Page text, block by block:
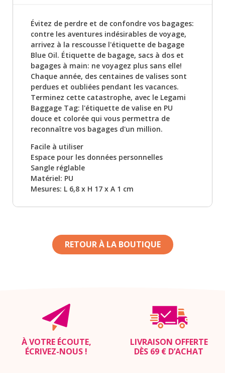
Évitez de perdre et de confondre vos bagages:
contre les aventures indésirables de voyage,
arrivez à la rescousse l'étiquette de bagage
Blue Oil. Étiquette de bagage, sacs à dos et
bagages à main: ne voyagez plus sans elle!
Chaque année, des centaines de valises sont
perdues et oubliées pendant les vacances.
Terminez cette catastrophe, avec le Legami
Baggage Tag: l'étiquette de valise en PU
douce et colorée qui vous permettra de
reconnaître vos bagages d'un million.
Facile à utiliser
Espace pour les données personnelles
Sangle réglable
Matériel: PU
Mesures: L 6,8 x H 17 x A 1 cm
RETOUR À LA BOUTIQUE
À VOTRE ÉCOUTE,
ÉCRIVEZ-NOUS !
LIVRAISON OFFERTE
DÈS 69 € D’ACHAT